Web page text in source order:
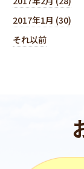
2017年1月 (30)
それ以前